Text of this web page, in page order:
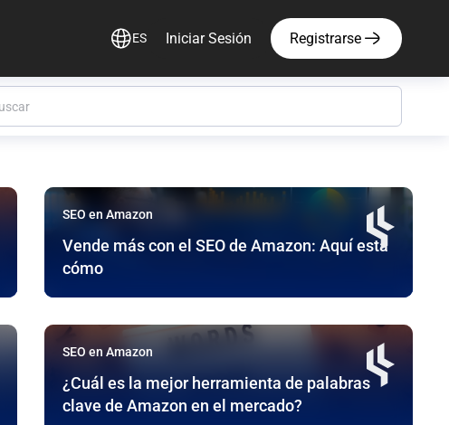
ES Iniciar Sesión Registrarse
6 publicaciones encontradas en esta categoría
SEO en Amazon
Vende más con el SEO de Amazon: Aquí está
cómo
SEO en Amazon
¿Cuál es la mejor herramienta de palabras
clave de Amazon en el mercado?